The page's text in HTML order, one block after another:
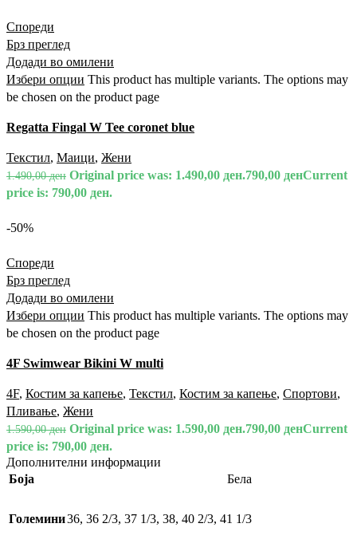
Спореди
Брз преглед
Додади во омилени
Избери опции This product has multiple variants. The options may
be chosen on the product page
Regatta Fingal W Tee coronet blue
Текстил, Маици, Жени
1.490,00ден Original price was: 1.490,00 ден.790,00 денCurrent
price is: 790,00 ден.
-50%
Спореди
Брз преглед
Додади во омилени
Избери опции This product has multiple variants. The options may
be chosen on the product page
4F Swimwear Bikini W multi
4F, Костим за капење, Текстил, Костим за капење, Спортови,
Пливање, Жени
1.590,00ден Original price was: 1.590,00 ден.790,00 денCurrent
price is: 790,00 ден.
Дополнителни информации
Боја
Бела
Големини36, 36 2/3, 37 1/3, 38, 40 2/3, 41 1/3